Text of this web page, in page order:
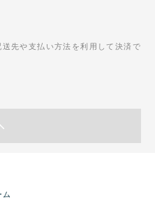
先や支払い方法を利用して決済で
ム